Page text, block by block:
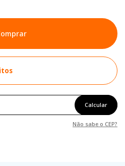
Calcular
Não sabe o CEP?